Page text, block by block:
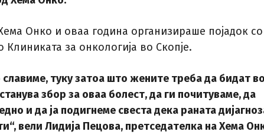
Онко и оваа година организираше појадок со
Клиниката за онкологија во Скопје.
туку затоа што жените треба да бидат во
збор за оваа болест, да ги почитуваме, да
и да ја подигнеме свеста дека раната
вели Лидија Пецова, претседателка на Хема